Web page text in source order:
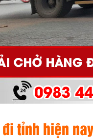
tỉnh hiện nay